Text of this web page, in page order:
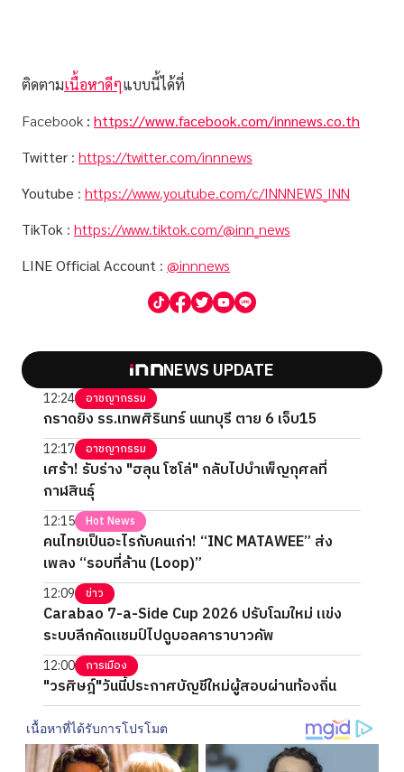
ติดตามเนื้อหาดีๆแบบนี้ได้ที่
Facebook : https://www.facebook.com/innnews.co.th
Twitter : https://twitter.com/innnews
Youtube : https://www.youtube.com/c/INNNEWS_INN
TikTok : https://www.tiktok.com/@inn_news
LINE Official Account : @innnews
NEWS UPDATE
12:24 อาชญากรรม
กราดยิง รร.เทพศิรินทร์ นนทบุรี ตาย 6 เจ็บ15
12:17 อาชญากรรม
เศร้า! รับร่าง "ฮลุน โซโล่" กลับไปบำเพ็ญกุศลที่
กาฬสินธุ์
12:15 Hot News
คนไทยเป็นอะไรกับคนเก่า! “INC MATAWEE” ส่ง
เพลง “รอบที่ล้าน (Loop)”
12:09 ข่าว
Carabao 7-a-Side Cup 2026 ปรับโฉมใหม่ แข่ง
ระบบลีกคัดแชมป์ไปดูบอลคาราบาวคัพ
12:00 การเมือง
"วรศิษฎ์"วันนี้ประกาศบัญชีใหม่ผู้สอบผ่านท้องถิ่น